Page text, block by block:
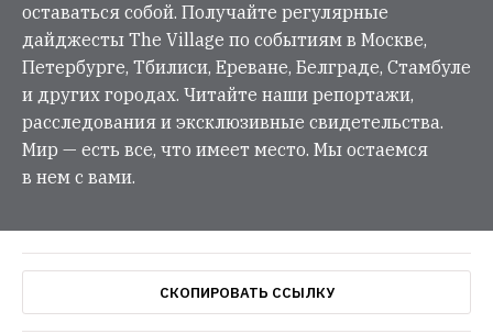
оставаться собой. Получайте регулярные
дайджесты The Village по событиям в Москве,
Петербурге, Тбилиси, Ереване, Белграде, Стамбуле
и других городах. Читайте наши репортажи,
расследования и эксклюзивные свидетельства.
Мир — есть все, что имеет место. Мы остаемся
в нем с вами.
СКОПИРОВАТЬ ССЫЛКУ